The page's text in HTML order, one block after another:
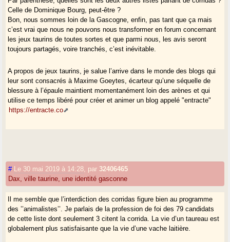
Celle de Dominique Bourg, peut-être ?
Bon, nous sommes loin de la Gascogne, enfin, pas tant que ça mais
c’est vrai que nous ne pouvons nous transformer en forum concernant
les jeux taurins de toutes sortes et que parmi nous, les avis seront
toujours partagés, voire tranchés, c’est inévitable.
A propos de jeux taurins, je salue l’arrive dans le monde des blogs qui
leur sont consacrés à Maxime Goeytes, écarteur qu’une séquelle de
blessure à l’épaule maintient momentanément loin des arènes et qui
utilise ce temps libéré pour créer et animer un blog appelé "entracte"
https://entracte.co
# Le 30 mai 2019 à 14:28 par32406465
Dax, ville taurine, une identité gasconne
Il me semble que l’interdiction des corridas figure bien au programme
des ’’animalistes’’. Je parlais de la profession de foi des 79 candidats
de cette liste dont seulement 3 citent la corrida. La vie d’un taureau est
globalement plus satisfaisante que la vie d’une vache laitière.